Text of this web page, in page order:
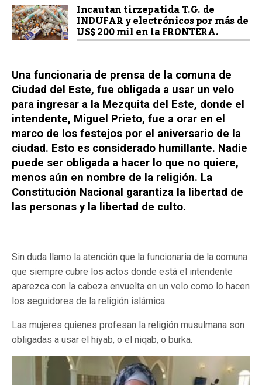
Incautan tirzepatida T.G. de
INDUFAR y electrónicos por más de
US$ 200 mil en la FRONTERA.
Una funcionaria de prensa de la comuna de
Ciudad del Este, fue obligada a usar un velo
para ingresar a la Mezquita del Este, donde el
intendente, Miguel Prieto, fue a orar en el
marco de los festejos por el aniversario de la
ciudad. Esto es considerado humillante. Nadie
puede ser obligada a hacer lo que no quiere,
menos aún en nombre de la religión. La
Constitución Nacional garantiza la libertad de
las personas y la libertad de culto.
Sin duda llamo la atención que la funcionaria de la comuna
que siempre cubre los actos donde está el intendente
aparezca con la cabeza envuelta en un velo como lo hacen
los seguidores de la religión islámica.
Las mujeres quienes profesan la religión musulmana son
obligadas a usar el hiyab, o el niqab, o burka.